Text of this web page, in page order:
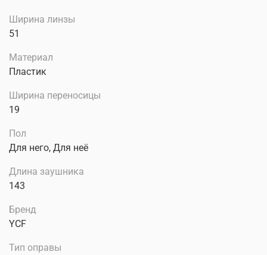
Ширина линзы
51
Материал
Пластик
Ширина переносицы
19
Пол
Для него, Для неё
Длина заушника
143
Бренд
YCF
Тип оправы